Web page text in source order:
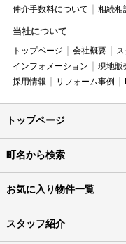
仲介手数料について
相続相
当社について
トップページ 会社概要
インフォメーション
現地販
採用情報
リフォーム事例
トップページ
町名から検索
お気に入り物件一覧
スタッフ紹介